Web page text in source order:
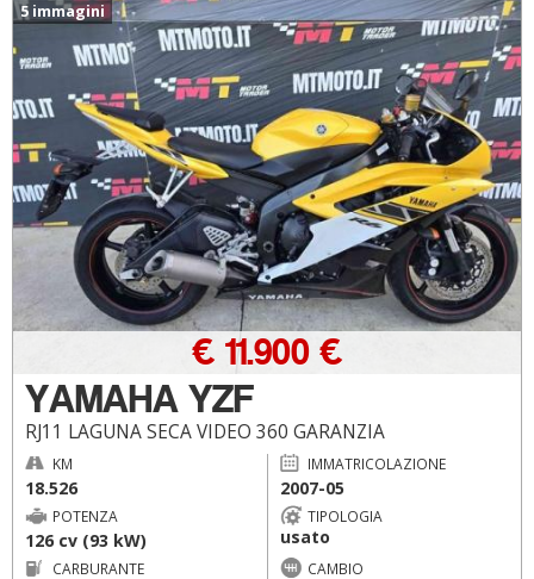
5 immagini
YAMAHA YZF
RJ11 LAGUNA SECA VIDEO 360 GARANZIA
€ 11.900 €
KM
18.526
IMMATRICOLAZIONE
2007-05
POTENZA
126 cv (93 kW)
TIPOLOGIA
usato
CARBURANTE CAMBIO